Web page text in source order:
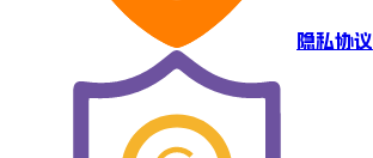
隐私协议